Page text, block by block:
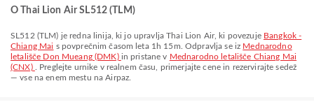
O Thai Lion Air SL512 (TLM)
SL512 (TLM) je redna linija, ki jo upravljaThai Lion Air, ki povezuje Bangkok -
Chiang Mai s povprečnim časom leta 1h 15m . Odpravlja se iz Mednarodno
letališče Don Mueang (DMK) in pristane v Mednarodno letališče Chiang Mai
(CNX)
. Preglejte urnike v realnem času, primerjajte cene in rezervirajte sedež
— vse na enem mestu na Airpaz.